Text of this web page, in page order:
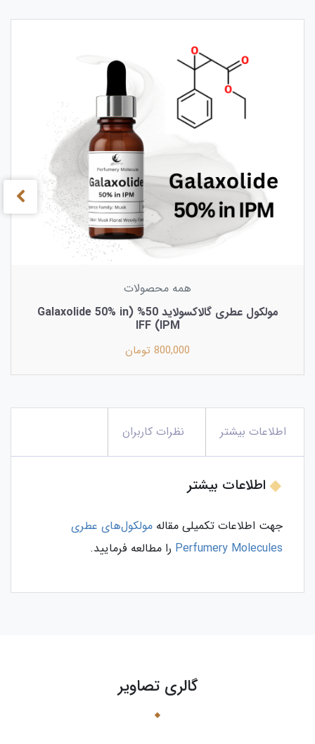
همه محصولات
مولکول عطری گالاکسولاید 50% (Galaxolide 50% in
IPM) IFF
800,000 تومان
اطلاعات بیشتر نظرات کاربران
اطلاعات بیشتر
جهت اطلاعات تکمیلی مقاله مولکول‌های عطری
Perfumery Molecules را مطالعه فرمایید.
گالری تصاویر